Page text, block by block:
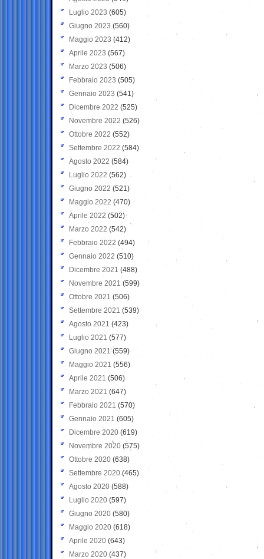
Luglio 2023 (605)
Giugno 2023 (560)
Maggio 2023 (412)
Aprile 2023 (567)
Marzo 2023 (506)
Febbraio 2023 (505)
Gennaio 2023 (541)
Dicembre 2022 (525)
Novembre 2022 (526)
Ottobre 2022 (552)
Settembre 2022 (584)
Agosto 2022 (584)
Luglio 2022 (562)
Giugno 2022 (521)
Maggio 2022 (470)
Aprile 2022 (502)
Marzo 2022 (542)
Febbraio 2022 (494)
Gennaio 2022 (510)
Dicembre 2021 (488)
Novembre 2021 (599)
Ottobre 2021 (506)
Settembre 2021 (539)
Agosto 2021 (423)
Luglio 2021 (577)
Giugno 2021(559)
Maggio 2021 (556)
Aprile 2021 (506)
Marzo 2021 (647)
Febbraio 2021 (570)
Gennaio 2021 (605)
Dicembre 2020 (619)
Novembre 2020 (575)
Ottobre 2020 (638)
Settembre 2020(465)
Agosto 2020 (588)
Luglio 2020 (597)
Giugno 2020 (580)
Maggio 2020 (618)
Aprile 2020 (643)
Marzo 2020 (437)